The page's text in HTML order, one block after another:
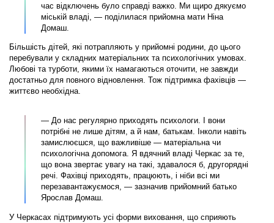
час відключень було справді важко. Ми щиро дякуємо
міській владі, — поділилася прийомна мати Ніна
Домаш.
Більшість дітей, які потрапляють у прийомні родини, до цього
перебували у складних матеріальних та психологічних умовах.
Любові та турботи, якими їх намагаються оточити, не завжди
достатньо для повного відновлення. Тож підтримка фахівців —
життєво необхідна.
— До нас регулярно приходять психологи. І вони
потрібні не лише дітям, а й нам, батькам. Інколи навіть
замислюєшся, що важливіше — матеріальна чи
психологічна допомога. Я вдячний владі Черкас за те,
що вона звертає увагу на такі, здавалося б, другорядні
речі. Фахівці приходять, працюють, і ніби всі ми
перезавантажуємося, — зазначив прийомний батько
Ярослав Домаш.
У Черкасах підтримують усі форми виховання, що сприяють